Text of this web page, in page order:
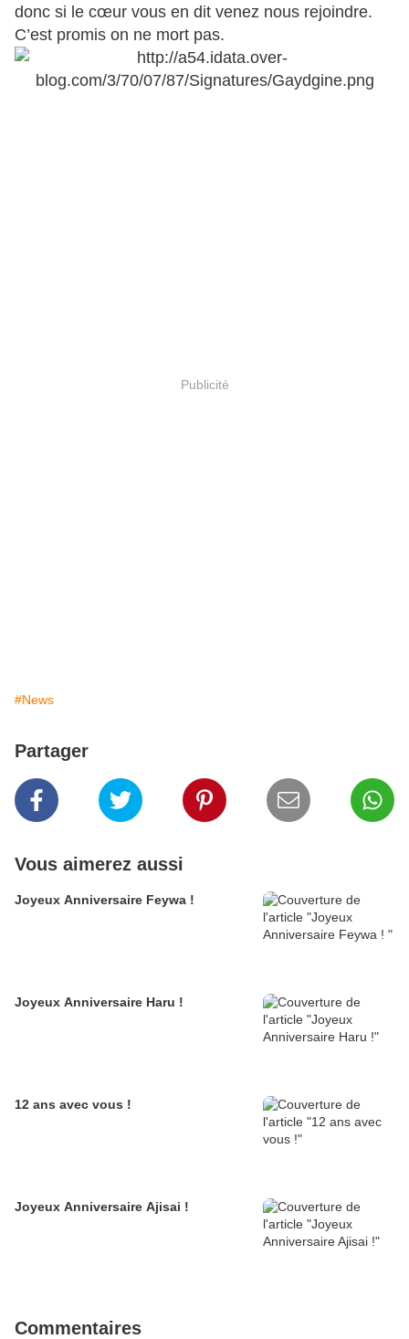
donc si le cœur vous en dit venez nous rejoindre.
C’est promis on ne mort pas.
Publicité
#News
Partager
Vous aimerez aussi
Joyeux Anniversaire Feywa !
Joyeux Anniversaire Haru !
12 ans avec vous !
Joyeux Anniversaire Ajisai !
Commentaires